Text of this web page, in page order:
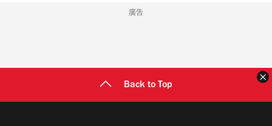
廣告
Back to Top